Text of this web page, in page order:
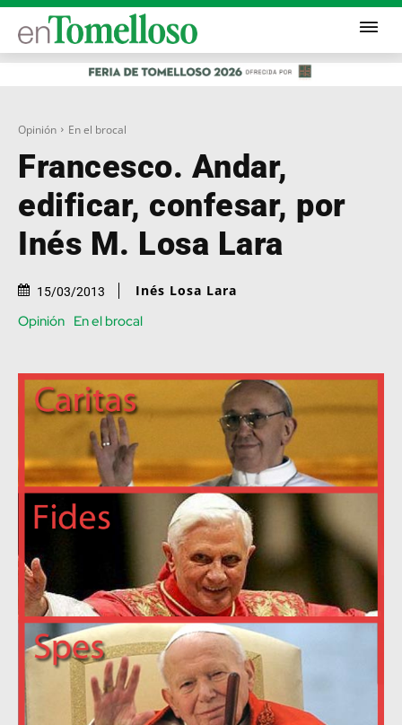
Opinión En el brocal
Francesco. Andar,
edificar, confesar, por
Inés M. Losa Lara
15/03/2013 Inés Losa Lara
Opinión En el brocal